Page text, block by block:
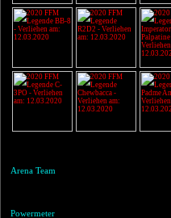
Arena Team
Powermeter